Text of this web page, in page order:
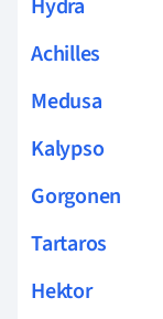
Achilles
Medusa
Kalypso
Gorgonen
Tartaros
Hektor